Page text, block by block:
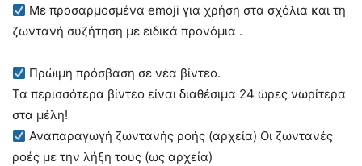
Με προσαρμοσμένα emoji για χρήση στα σχόλια και τη
ζωντανή συζήτηση με ειδικά προνόμια .
Πρώιμη πρόσβαση σε νέα βίντεο.
Τα περισσότερα βίντεο είναι διαθέσιμα 24 ώρες νωρίτερα
στα μέλη!
Αναπαραγωγή ζωντανής ροής (αρχεία) Οι ζωντανές
ροές με την λήξη τους (ως αρχεία)